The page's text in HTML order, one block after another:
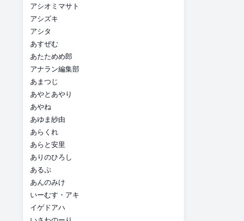
アシオミマサト
アシズキ
アシタ
あすぜむ
あたためめ郎
アナラン編集部
あまつじ
あやとあやり
あやね
あゆま紗由
あらくれ
あらと安里
ありのひろし
あるぷ
あんのみけ
いーむす・アキ
イゲドアハ